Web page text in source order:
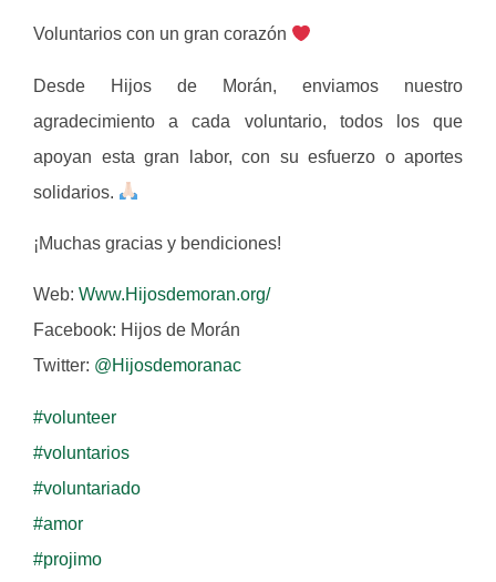
Voluntarios con un gran corazón
Desde Hijos de Morán, enviamos nuestro
agradecimiento a cada voluntario, todos los que
apoyan esta gran labor, con su esfuerzo o aportes
solidarios.
¡Muchas gracias y bendiciones!
Web: Www.Hijosdemoran.org/
Facebook: Hijos de Morán
Twitter: @Hijosdemoranac
#volunteer
#voluntarios
#voluntariado
#amor
#projimo